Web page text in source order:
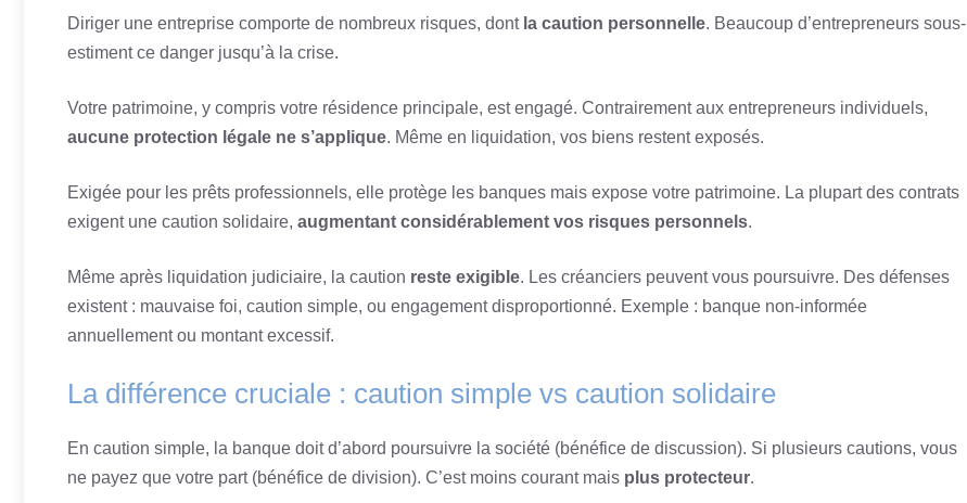
Diriger une entreprise comporte de nombreux risques, dont la caution personnelle. Beaucoup d’entrepreneurs sous-
estiment ce danger jusqu’à la crise.
Votre patrimoine, y compris votre résidence principale, est engagé. Contrairement aux entrepreneurs individuels,
aucune protection légale ne s’applique. Même en liquidation, vos biens restent exposés.
Exigée pour les prêts professionnels, elle protège les banques mais expose votre patrimoine. La plupart des contrats
exigent une caution solidaire, augmentant considérablement vos risques personnels.
Même après liquidation judiciaire, la caution reste exigible. Les créanciers peuvent vous poursuivre. Des défenses
existent : mauvaise foi, caution simple, ou engagement disproportionné. Exemple : banque non-informée
annuellement ou montant excessif.
La différence cruciale : caution simple vs caution solidaire
En caution simple, la banque doit d’abord poursuivre la société (bénéfice de discussion). Si plusieurs cautions, vous
ne payez que votre part (bénéfice de division). C’est moins courant mais plus protecteur.